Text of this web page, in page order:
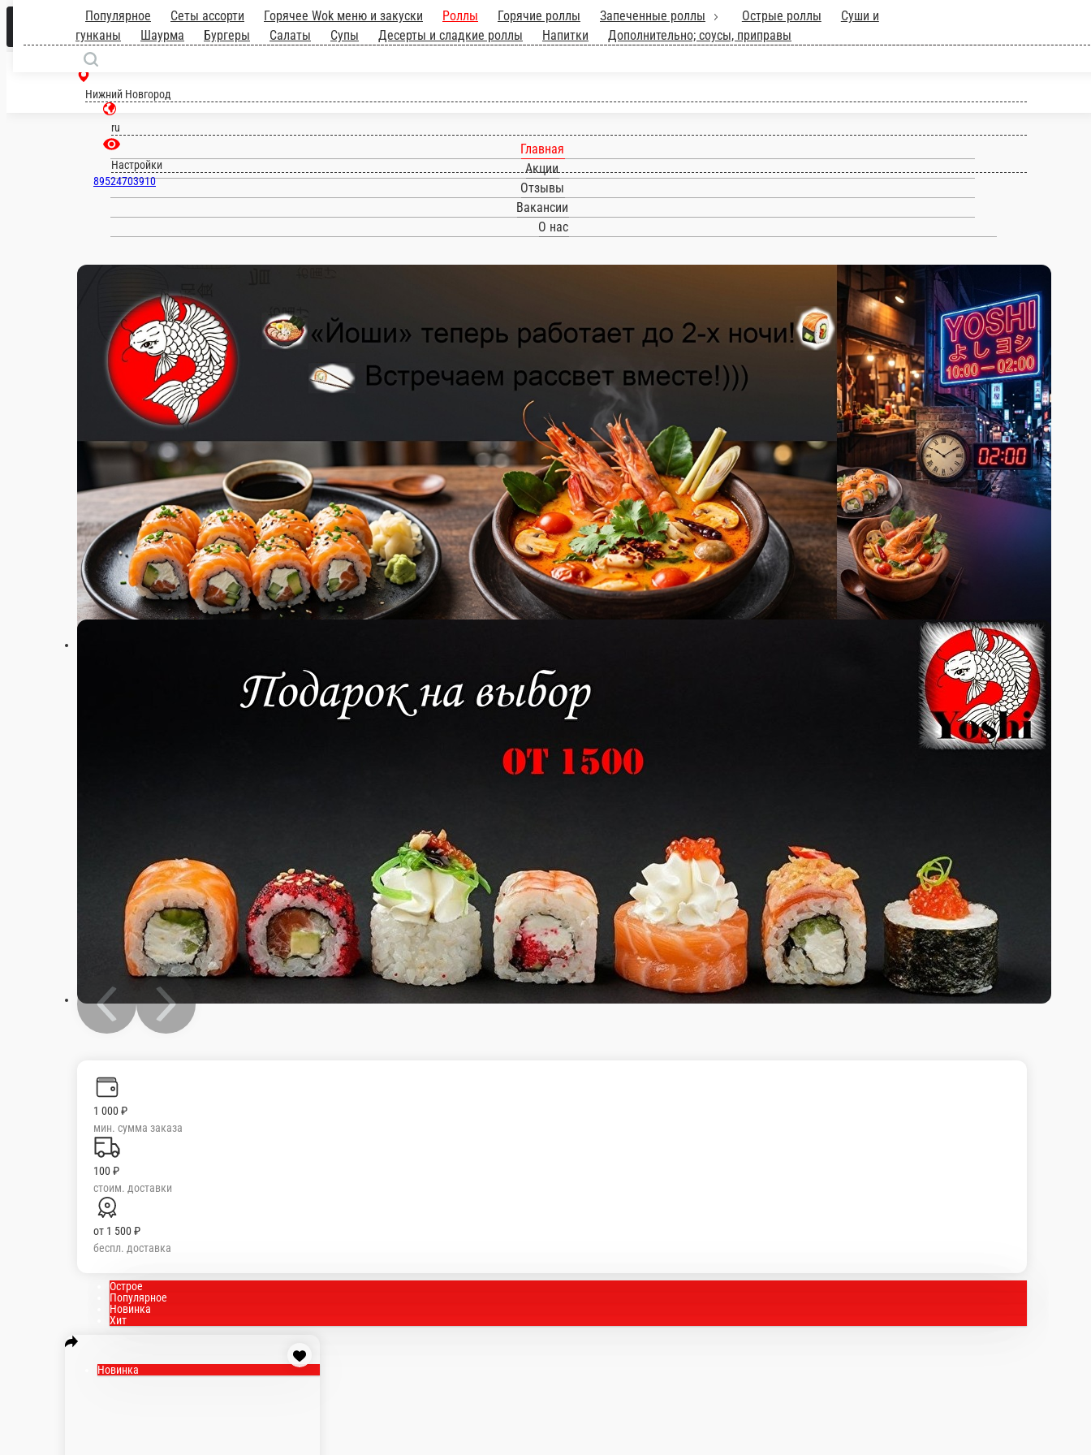
Нижний Новгород
Настройки
89524703910
Главная
Акции
Отзывы
Вакансии
О нас
1 000 ₽
мин. сумма заказа
100 ₽
стоим. доставки
от 1 500 ₽
беспл. доставка
Популярное Сеты ассорти Горячее Wok меню и закуски Роллы Горячие роллы Запеченные роллы
роллы
Суши и гунканы Шаурма Бургеры Салаты Супы Десерты и сладкие роллы Напитки
приправы
Острое
Популярное
Новинка
Хит
Новинка